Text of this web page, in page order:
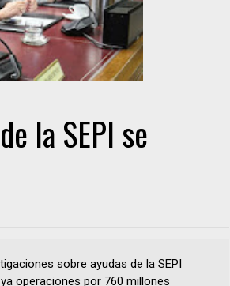
la SEPI se
sobre ayudas de la SEPI
operaciones por 760 millones